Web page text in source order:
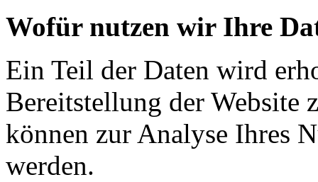
Wofür nutzen wir Ihre
Ein Teil der Daten wird
Bereitstellung der Website
können zur Analyse Ihres
werden.